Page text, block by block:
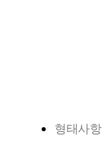
형태사항